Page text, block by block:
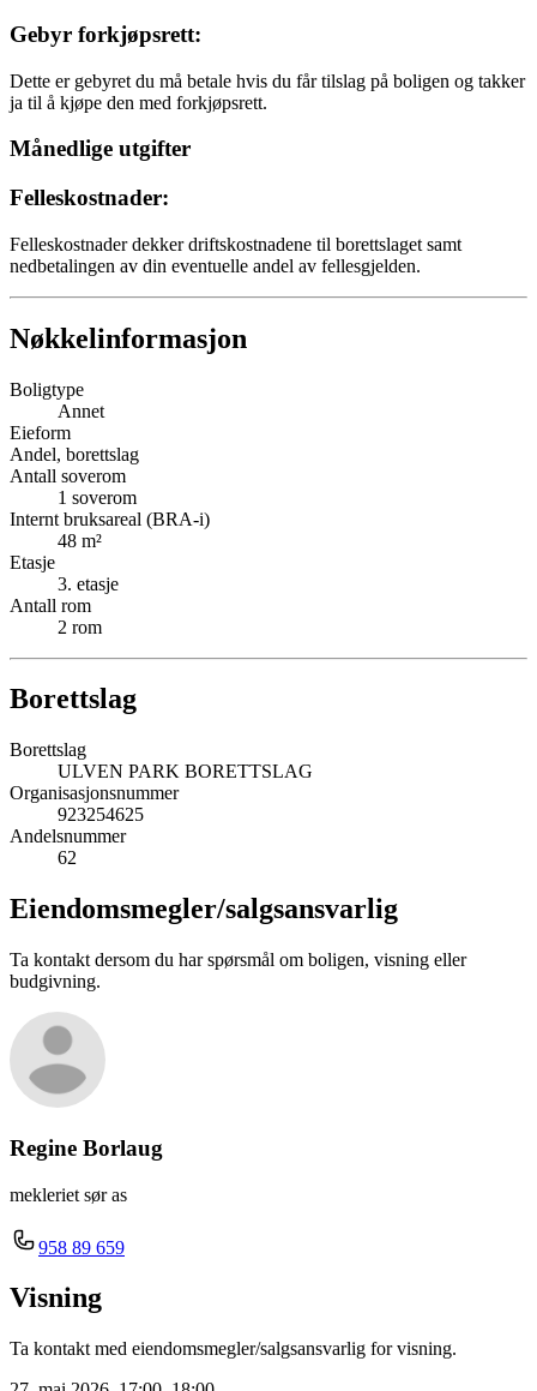
Gebyr forkjøpsrett:
Dette er gebyret du må betale hvis du får tilslag på boligen og takker
ja til å kjøpe den med forkjøpsrett.
Månedlige utgifter
Felleskostnader:
Felleskostnader dekker driftskostnadene til borettslaget samt
nedbetalingen av din eventuelle andel av fellesgjelden.
Nøkkelinformasjon
Boligtype
Annet
Eieform
Andel, borettslag
Antall soverom
1 soverom
Internt bruksareal (BRA-i)
48 m²
Etasje
3. etasje
Antall rom
2 rom
Borettslag
Borettslag
ULVEN PARK BORETTSLAG
Organisasjonsnummer
923254625
Andelsnummer
62
Eiendomsmegler/salgsansvarlig
Ta kontakt dersom du har spørsmål om boligen, visning eller
budgivning.
Regine Borlaug
mekleriet sør as
958 89 659
Visning
Ta kontakt med eiendomsmegler/salgsansvarlig for visning.